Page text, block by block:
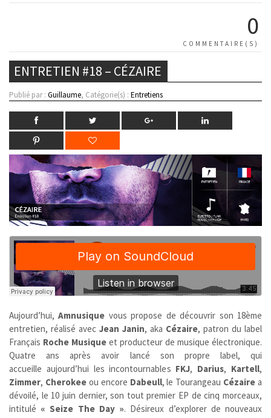
0
COMMENTAIRE(S)
ENTRETIEN #18 – CÉZAIRE
Publié par : Guillaume, Catégorie(s) : Entretiens
Aujourd’hui,Amnusique vous propose de découvrir son 18ème
entretien, réalisé avec Jean Janin, aka Cézaire, patron du label
Français Roche Musique et producteur de musique électronique.
Quatre ans après avoir lancé son propre label, qui
accueille aujourd’hui les incontournables FKJ, Darius, Kartell,
Zimmer, Cherokeeou encore Dabeull, le Tourangeau Cézaire a
dévoilé, le 10 juin dernier, son tout premier EP de cinq morceaux,
intitulé « Seize The Day ». Désireux d’explorer de nouveaux